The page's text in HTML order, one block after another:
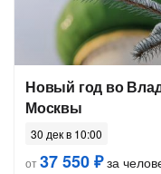
Новый год во
Москвы
30 дек в 10:00
от37 550 ₽за